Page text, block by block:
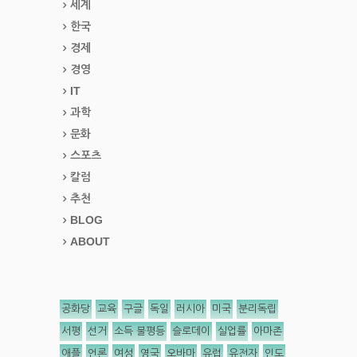
세계
한국
경제
경영
IT
과학
문화
스포츠
칼럼
추천
BLOG
ABOUT
공화당 교육 구글 독일 러시아 미국 분리독립
서평 선거 소득 불평등 슬로데이 실업률 아마존
애플 언론 여성 영국 오바마 유럽 유전자 인도